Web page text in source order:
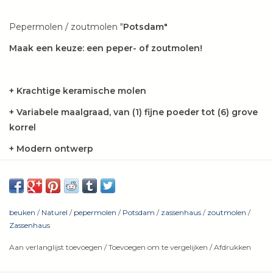
Pepermolen / zoutmolen "Potsdam"
Maak een keuze: een peper- of zoutmolen!
+ Krachtige keramische molen
+ Variabele maalgraad, van (1) fijne poeder tot (6) grove
korrel
+ Modern ontwerp
Als traditioneel merk produceert Zassenhaus sinds 1867
hoogwaardige koffie- en kruidenmolens.
De kwaliteit is constant hoog, het ontwerp gaat met de tijd
beuken / Naturel / pepermolen / Potsdam / zassenhaus / zoutmolen /
Zassenhaus
Aan verlanglijst toevoegen /Toevoegen om te vergelijken /Afdrukken